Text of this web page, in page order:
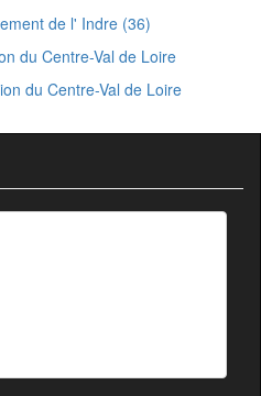
de l' Indre (36)
du Centre-Val de Loire
du Centre-Val de Loire